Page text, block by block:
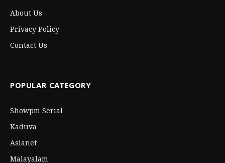
About Us
Privacy Policy
Contact Us
POPULAR CATEGORY
Showpm Serial
Kaduva
Asianet
Malayalam